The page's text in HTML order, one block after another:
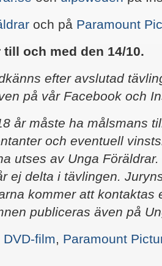
och på Paramount
och med den 14/10.
efter avslutad
på vår Facebook och
år måste ha målsmans
och eventuell
utses av Unga
ej delta i tävlingen.
kommer att kontaktas
publiceras även på
DVD-film, Paramount